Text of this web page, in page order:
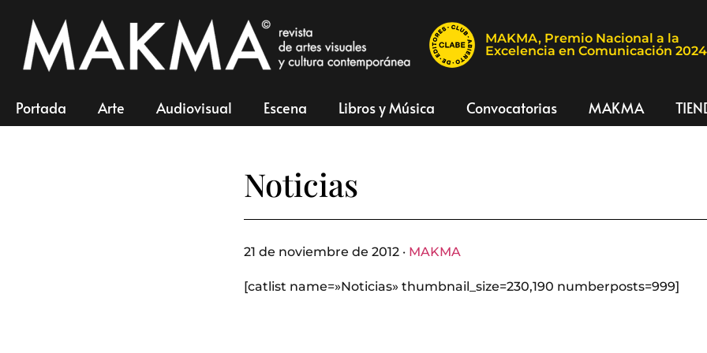
MAKMA, Premio Nacional a la
Excelencia en Comunicación 2024
Portada Arte Audiovisual Escena Libros y Música Convocatorias MAKMA
Noticias
21 de noviembre de 2012 · MAKMA
[catlist name=»Noticias» thumbnail_size=230,190 numberposts=999]